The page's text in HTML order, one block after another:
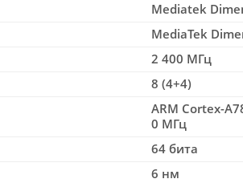
Mediatek
MediaTek
2 400 МГц
8 (4+4)
ARM Cortex-
0 МГц
64 бита
6 нм